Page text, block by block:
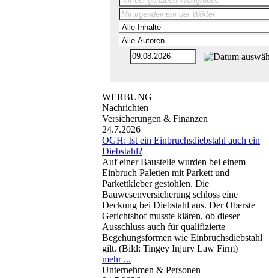
WERBUNG
Nachrichten
Versicherungen & Finanzen
24.7.2026
OGH: Ist ein Einbruchsdiebstahl auch ein
Diebstahl?
Auf einer Baustelle wurden bei einem
Einbruch Paletten mit Parkett und
Parkettkleber gestohlen. Die
Bauwesenversicherung schloss eine
Deckung bei Diebstahl aus. Der Oberste
Gerichtshof musste klären, ob dieser
Ausschluss auch für qualifizierte
Begehungsformen wie Einbruchsdiebstahl
gilt. (Bild: Tingey Injury Law Firm)
mehr ...
Unternehmen & Personen